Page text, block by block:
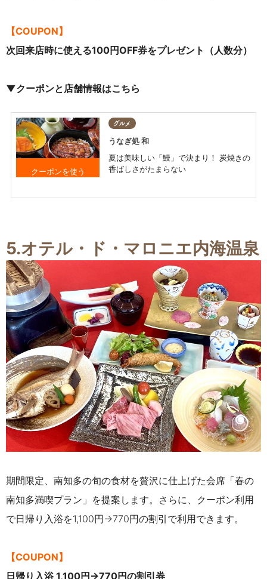
【COUPON】
次回来店時に使える100円OFF券をプレゼント（人数分）
▼クーポンと店舗情報はこちら
グルメ
うなぎ処 和
夏は美味しい「鰻」で決まり！ 炭焼きの
香ばしさがたまらない
5.オテル・ド・マロニエ内海温泉
期間限定、南知多の旬の食材を贅沢に仕上げた会席「春の
南知多満喫プラン」を提案します。さらに、クーポン利用
で日帰り入浴を1,100円→770円の割引で利用できます。
【COUPON】
日帰り入浴 1,100円→770円の割引券